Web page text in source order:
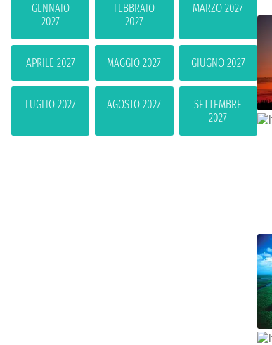
GENNAIO
2027
FEBBRAIO
2027
MARZO 2027
APRILE 2027 MAGGIO 2027 GIUGNO 2027
LUGLIO 2027 AGOSTO 2027
SETTEMBRE
2027